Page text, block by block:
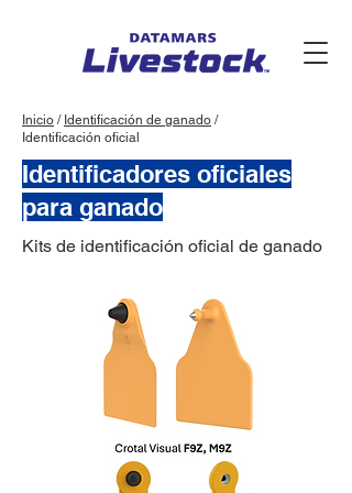
Inicio / Identificación de ganado /
Identificación oficial
Identificadores oficiales
para ganado
Kits de identificación oficial de ganado